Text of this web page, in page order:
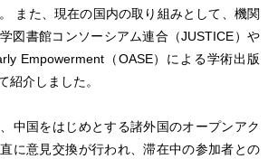
また、現在の国内の取り組みとして、機関
図書館コンソーシアム連合（JUSTICE）や
Empowerment（OASE）による学術出版
紹介しました。
中国をはじめとする諸外国のオープンアク
に意見交換が行われ、滞在中の参加者との